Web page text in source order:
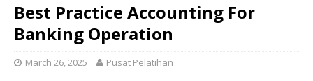
Best Practice Accounting For
Banking Operation
March 26, 2025 Pusat Pelatihan